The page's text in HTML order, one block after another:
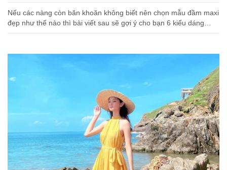
Nếu các nàng còn băn khoăn không biết nên chọn mẫu đầm maxi
đẹp như thế nào thì bài viết sau sẽ gợi ý cho bạn 6 kiểu dáng